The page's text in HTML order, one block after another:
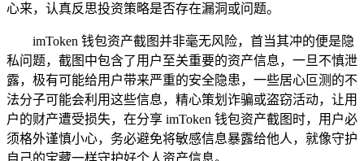
心来，认真反思投资策略是否存在漏洞或问题。
imToken 钱包资产截图并非毫无风险，首当其冲的便是隐
私问题，截图中包含了用户至关重要的资产信息，一旦不慎泄
露，极有可能给用户带来严重的安全隐患，一些居心叵测的不
法分子可能会利用这些信息，精心策划诈骗或盗窃活动，让用
户的财产遭受损失，在分享 imToken 钱包资产截图时，用户必
须格外谨慎小心，务必避免将敏感信息暴露给他人，就像守护
自己的宝藏一样守护好个人资产信息。